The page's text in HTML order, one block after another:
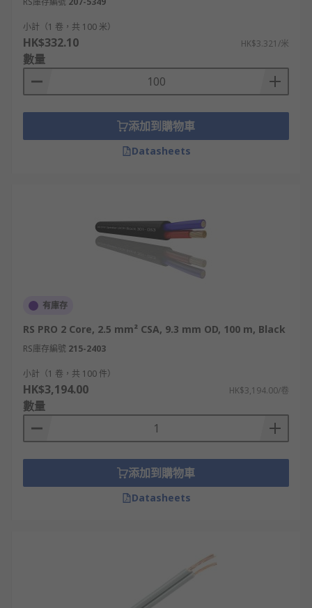
小計（1 卷，共 100 米）
HK$332.10 HK$3.321/米
數量
添加到購物車
Datasheets
有庫存
RS PRO 2 Core, 2.5 mm² CSA, 9.3 mm OD, 100 m, Black
RS庫存編號 215-2403
小計（1 卷，共 100 件）
HK$3,194.00 HK$3,194.00/卷
數量
添加到購物車
Datasheets